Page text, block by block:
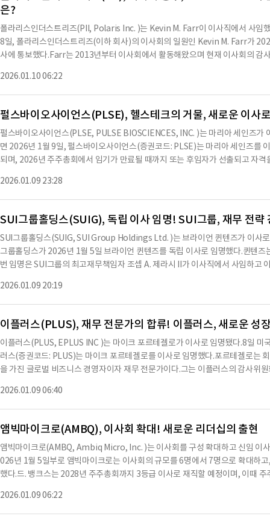
칙이나 관행, 재무제표 공시, 감사 범위 또는 절차에 대한 이견이 없었으며, 보고
보고서를 미국 증권거래위원회에 제출하기 전에 딜로이트에 사본을 전달하고,
를 명시한 서신을 요청했다.딜로이트는 2026년 1월 15일자 서신을 통해 위의
6년 회계연도에 대한 엠플리파이에너지의 독립 등록 공인 회계법인으로 그랜트
의 해임과 그랜트 손튼의 고객 수용 절차 완료 후 효력이 발생한다.2024년 및
담한 적이 없으며, 그랜트 손튼이 엠플리파이에너지가 회계, 감사 또는 재무 보고
은?
폴라리스인더스트리즈(PII, Polaris Inc. )는 Kevin M. Farr이 이사직에서 사임
8일, 폴라리스인더스트리즈(이하 회사)의 이사회의 일원인 Kevin M. Farr가
사에 통보했다.Farr는 2013년부터 이사회에서 활동해왔으며 현재 이사회의 감
니었다.회사는 이사회에 대한 그의 수년간의 서비스와 지도에 대해 매우 감사하
등록자는 아래 서명된 자가 적절히 권한을 부여받아 이 보고서에 서명하도록
Matthew S. Winings Matthew S. Winings 수석 부사장 - 법률 고문 및 기업
로 수치나 문맥상 요약이 컨텐츠 원문과 다를 수 있습니다. 해당 컨텐츠는 투자
시기 바랍니다.
2026.01.10 06:22
펄스바이오사이언스(PLSE), 헬스테크의 거물, 새로운 이사
펄스바이오사이언스(PLSE, PULSE BIOSCIENCES, INC. )는 마리아 세인즈가
면 2026년 1월 9일, 펄스바이오사이언스(증권코드: PLSE)는 마리아 세인즈를
되며, 2026년 주주총회에서 임기가 만료될 때까지 또는 후임자가 선출되고 자
의 사장 겸 CEO로 재직 중이며, 2022년 10월부터 이 직책을 맡고 있다.그녀는
고 있다.세인즈는 AEGEA Medical의 사장 겸 CEO로 재직하며 인수 협상 및 구
부전 치료를 위한 중재적 치료의 임상 및 규제 이정표를 이끌었다.또한, 컨센트
하며 상업 수익을 3,600만 달러로 증가시켰다.그녀는 가이던트와 보스턴 사이
사의 이사회에서도 활동했다.세인즈는 마드리드 컴플루텐세 대학교에서 영어
경영대학원에서 국제 경영 석사 학위를 받았다.회사의 비상근 이사 보상 정책에
간 55,000달러의 보수를 받으며, 감사위원회에서의 서비스에 대해 연간
였으며, 회사의 이사나 임원과 가족 관계가 없다.세인즈는 이사로 선임되기 위해
2026.01.09 23:28
SUI그룹홀딩스(SUIG), 독립 이사 임명! SUI그룹, 재무 전략
SUI그룹홀딩스(SUIG, SUI Group Holdings Ltd. )는 브라이언 퀸텐즈가 이사
그룹홀딩스가 2026년 1월 5일 브라이언 퀸텐즈를 독립 이사로 임명했다.퀸텐
번 임명은 SUI그룹의 최고재무책임자 조셉 A. 제라시 II가 이사직에서 사임하고
융 시장, 공공 정책 및 디지털 자산 규제 분야에서 널리 인정받는 리더로, 현재
트 기반 파생상품 거래소인 칼시의 이사로 활동하고 있다.그는 또한 a16z 크립
자 플랫폼의 정책 전략을 이끌었다.퀸텐즈는 오바마와 트럼프 대통령에 의해
치로 승인받았다.이사회 의장 마리우스 바넷은 퀸텐즈의 임명이 SUI 재무 전략
스는 SUI 블록체인과 공식적인 관계를 가진 유일한 상장 기업으로, SUI 재무 전
고 있다.이 회사는 SUI 블록체인의 고속 수평 확장 아키텍처를 통해 금융, 게임,
지원할 예정이다.또한, SUI그룹홀딩스는 2026년 1월 8일 나스닥으로부터 나스
2026.01.09 20:19
이플러스(PLUS), 재무 전문가의 합류! 이플러스, 새로운 성
이플러스(PLUS, EPLUS INC )는 마이크 포르테겔로가 이사로 임명됐다.8일
러스(증권코드: PLUS)는 마이크 포르테겔로를 이사로 임명했다.포르테겔로는
을 가진 글로벌 비즈니스 경영자이자 재무 전문가이다.그는 이플러스의 감사위
었다.그의 전문 분야는 SaaS, 소프트웨어, 헬스테크, 소매, 전자상거래 및 생명
대기업에 이르기까지 폭넓다.언스트 앤 영에서 은퇴한 이후, 그는 생성적 인공지
자 및 자문 역할을 해왔다.이플러스의 CEO이자 사장인 마크 마론은 "마이크는
비즈니스에 매우 귀중한 자산이 될 것"이라고 말했다.포르테겔로는 "이플러스
인 회사를 다음 단계로 이끌어가는 팀의 일원이 되기를 기대한다"고 전했다.그
원에서 경영학 석사 학위를 받았다.또한, 세인트 존스 대학교에서 회계학 학사
형 산업 리더로, 인공지능, 보안, 클라우드 및 데이터 센터, 네트워킹 및 협업 등
항에 따라 이 보고서를 서명한 바 있다.이플러스는 고객에게 최상의 결과를 제공
2026.01.09 06:40
앰빅마이크로(AMBQ), 이사회 확대! 새로운 리더십의 출현
앰빅마이크로(AMBQ, Ambiq Micro, Inc. )는 이사회를 구성 확대하고 신임 이
026년 1월 5일부로 앰빅마이크로는 이사회의 규모를 6명에서 7명으로 확대하
했다.드. 뱅크스는 2028년 주주총회까지 3등급 이사로 재직할 예정이며, 이때
을 감독하고 있다.2024년 1월 도어 연구소에 합류하기 전에는 노스웨스턴 대학
교수로 재직했다.그는 10명에서 3,000명 이상에 이르는 조직을 이끌었던 경력
2026.01.09 06:22